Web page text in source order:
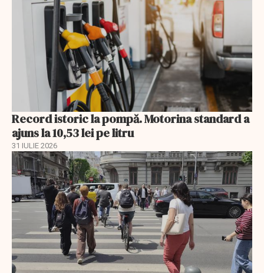
Record istoric la pompă. Motorina standard a
ajuns la 10,53 lei pe litru
31 IULIE 2026